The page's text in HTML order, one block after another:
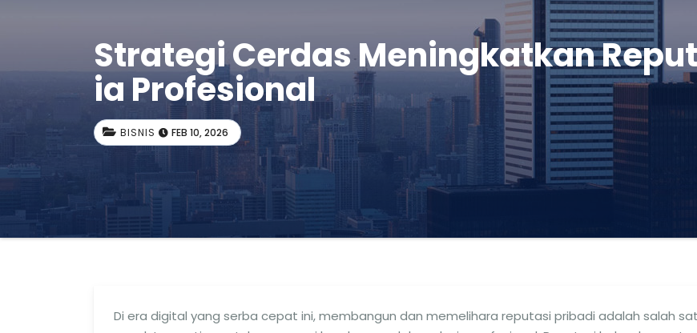
Strategi Cerdas Meningkatkan
ia Profesional
BISNIS FEB 10, 2026
Di era digital yang serba cepat ini, membangun dan memelihara reputasi pribadi adalah salah